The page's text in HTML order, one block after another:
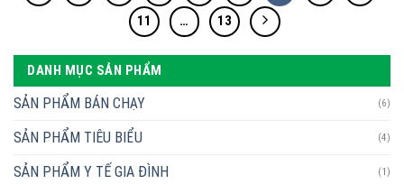
11
… 13
DANH MỤC SẢN PHẨM
SẢN PHẨM BÁN CHẠY (6)
SẢN PHẨM TIÊU BIỂU (4)
SẢN PHẨM Y TẾ GIA ĐÌNH (1)